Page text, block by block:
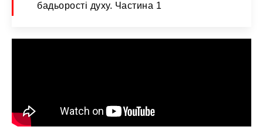
бадьорості духу. Частина 1